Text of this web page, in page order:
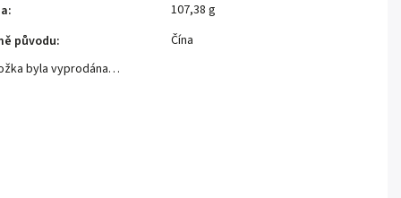
:
107,38 g
původu:
Čína
byla vyprodána…